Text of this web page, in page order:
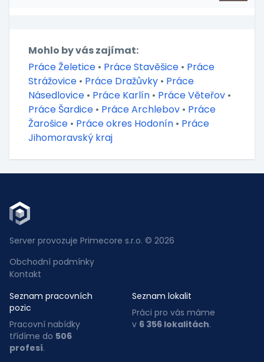
Mohlo by vás zajímat:
Práce Želetice • Práce Stavěšice • Práce
Strážovice • Práce Dražůvky • Práce
Násedlovice • Práce Karlín • Práce Věteřov •
Práce Šardice • Práce Archlebov • Práce
Žarošice • Práce okres Hodonín • Práce
Jihomoravský kraj
Server provozuje Primecore s.r.o. © 2026
Obchodní podmínky
Kontakt
Seznam pracovních
pozic
Pracovní nabídky
třídíme do 506
profesí.
Seznam lokalit
Práci pro vás máme
v 6 356 lokalitách.